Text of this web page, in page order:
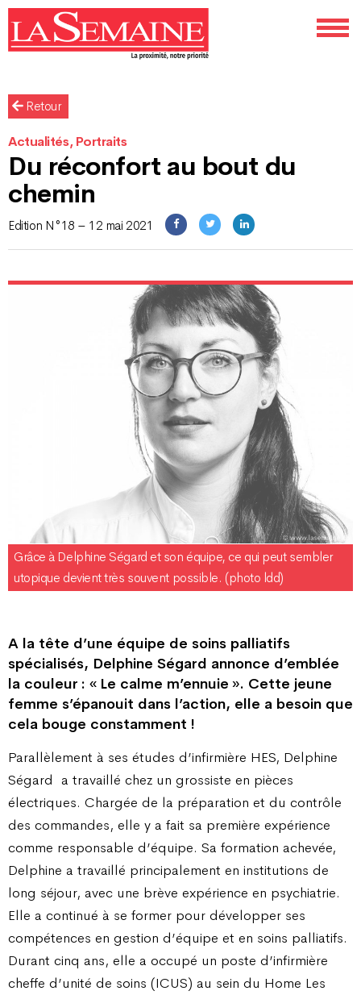
Retour
Actualités, Portraits
Du réconfort au bout du
chemin
Edition N°18 – 12 mai 2021
Grâce à Delphine Ségard et son équipe, ce qui peut sembler
utopique devient très souvent possible. (photo ldd)
A la tête d’une équipe de soins palliatifs
spécialisés, Delphine Ségard annonce d’emblée
la couleur : « Le calme m’ennuie ». Cette jeune
femme s’épanouit dans l’action, elle a besoin que
cela bouge constamment !
Parallèlement à ses études d’infirmière HES, Delphine
Ségard a travaillé chez un grossiste en pièces
électriques. Chargée de la préparation et du contrôle
des commandes, elle y a fait sa première expérience
comme responsable d’équipe. Sa formation achevée,
Delphine a travaillé principalement en institutions de
long séjour, avec une brève expérience en psychiatrie.
Elle a continué à se former pour développer ses
compétences en gestion d’équipe et en soins palliatifs.
Durant cinq ans, elle a occupé un poste d’infirmière
cheffe d’unité de soins (ICUS) au sein du Home Les